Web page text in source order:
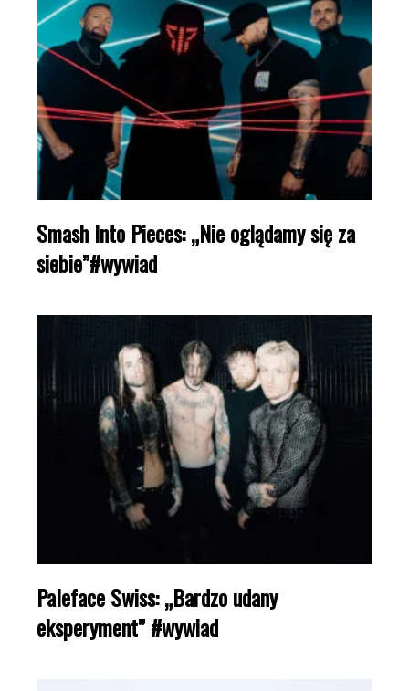
Smash Into Pieces: „Nie oglądamy się za
siebie”#wywiad
Paleface Swiss: „Bardzo udany
eksperyment” #wywiad